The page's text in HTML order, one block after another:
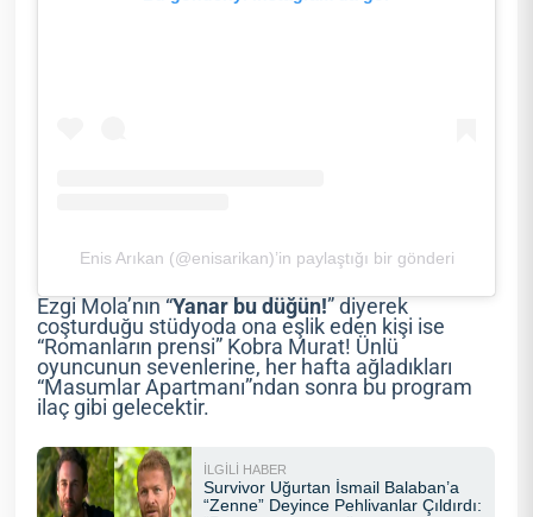
Enis Arıkan (@enisarikan)’in paylaştığı bir gönderi
Ezgi Mola’nın “Yanar bu düğün!” diyerek
coşturduğu stüdyoda ona eşlik eden kişi ise
“Romanların prensi” Kobra Murat! Ünlü
oyuncunun sevenlerine, her hafta ağladıkları
“Masumlar Apartmanı”ndan sonra bu program
ilaç gibi gelecektir.